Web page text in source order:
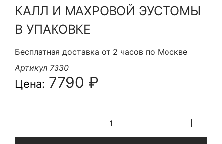
КАЛЛ И МАХРОВОЙ ЭУСТОМЫ
В УПАКОВКЕ
Бесплатная доставка от 2 часов по Москве
Артикул 7330
Цена: 7790 ₽